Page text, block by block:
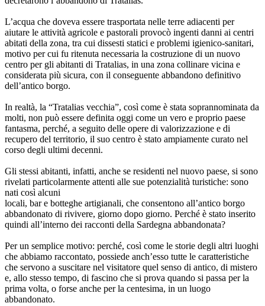
L’acqua che doveva essere trasportata nelle terre adiacenti per
aiutare le attività agricole e pastorali provocò ingenti danni ai centri
abitati della zona, tra cui dissesti statici e problemi igienico-sanitari,
motivo per cui fu ritenuta necessaria la costruzione di un nuovo
centro per gli abitanti di Tratalias, in una zona collinare vicina e
considerata più sicura, con il conseguente abbandono definitivo
dell’antico borgo.
In realtà, la “Tratalias vecchia”, così come è stata soprannominata da
molti, non può essere definita oggi come un vero e proprio paese
fantasma, perché, a seguito delle opere di valorizzazione e di
recupero del territorio, il suo centro è stato ampiamente curato nel
corso degli ultimi decenni.
Gli stessi abitanti, infatti, anche se residenti nel nuovo paese, si sono
rivelati particolarmente attenti alle sue potenzialità turistiche: sono
nati così alcuni
locali, bar e botteghe artigianali, che consentono all’antico borgo
abbandonato di rivivere, giorno dopo giorno. Perché è stato inserito
quindi all’interno dei racconti della Sardegna abbandonata?
Per un semplice motivo: perché, così come le storie degli altri luoghi
che abbiamo raccontato, possiede anch’esso tutte le caratteristiche
che servono a suscitare nel visitatore quel senso di antico, di mistero
e, allo stesso tempo, di fascino che si prova quando si passa per la
prima volta, o forse anche per la centesima, in un luogo
abbandonato.